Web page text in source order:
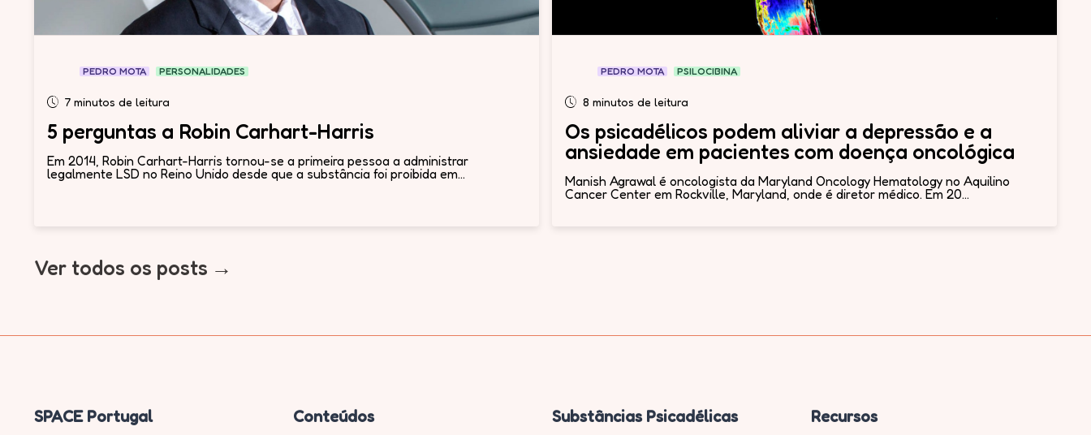
PEDRO MOTA PERSONALIDADES
7 minutos de leitura
5 perguntas a Robin Carhart-Harris
Em 2014, Robin Carhart-Harris tornou-se a primeira pessoa a administrar
legalmente LSD no Reino Unido desde que a substância foi proibida em...
PEDRO MOTA PSILOCIBINA
8 minutos de leitura
Os psicadélicos podem aliviar a depressão e a
ansiedade em pacientes com doença oncológica
Manish Agrawal é oncologista da Maryland Oncology Hematology no Aquilino
Cancer Center em Rockville, Maryland, onde é diretor médico. Em 20...
Ver todos os posts
SPACE Portugal Conteúdos Substâncias Psicadélicas Recursos